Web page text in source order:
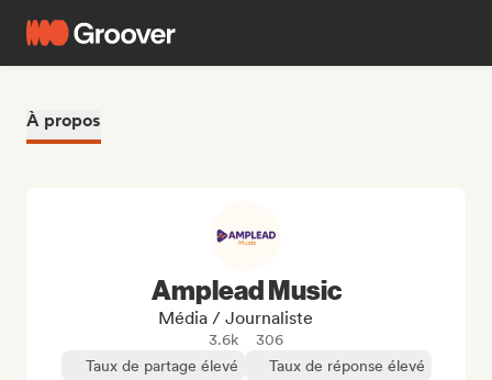
À propos
Amplead Music
Média / Journaliste
3.6k
306
Taux de partage élevé
Taux de réponse élevé